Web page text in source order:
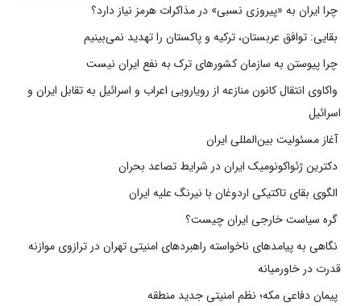
چرا ایران به «پیروزی نسبی» در مذاکرات هرمز نیاز دارد؟
بقایی: توافق عربستان، ترکیه و پاکستان را تهدید نمی‌بینیم
چرا پیوستن به سازمان کشورهای ترک به نفع ایران نیست
واکاوی انتقال کانون منازعه از رویارویی اعراب و اسرائیل به تقابل ایران و
اسرائیل
آغاز مسئولیت بین‌المللی ایران
دکترین ژئواکونومیک ایران در شرایط تصاعد بحران
الگوی بقای تاکتیکی اردوغان با نیرنگ علیه ایران
گره سیاست خارجی ایران چیست؟
نگاهی به پیامدهای ناخواسته راهبردهای امنیتی تهران در ترازوی موازنه
قدرت در خاورمیانه
پیمان دفاعی مکه؛ نظم امنیتی جدید منطقه